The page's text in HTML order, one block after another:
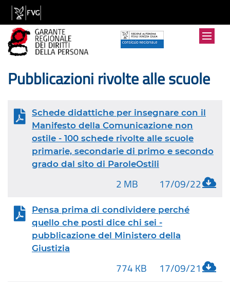
Pubblicazioni rivolte alle scuole
Schede didattiche per insegnare con il
Manifesto della Comunicazione non
ostile - 100 schede rivolte alle scuole
primarie, secondarie di primo e secondo
grado dal sito di ParoleOstili
2 MB 17/09/22
Pensa prima di condividere perché
quello che posti dice chi sei -
pubblicazione del Ministero della
Giustizia
774 KB 17/09/21